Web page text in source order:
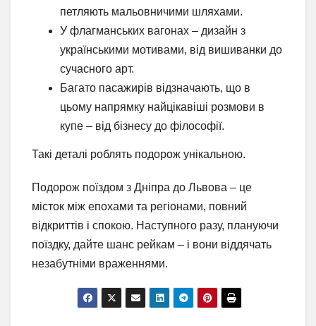
петляють мальовничими шляхами.
У флагманських вагонах – дизайн з
українськими мотивами, від вишиванки до
сучасного арт.
Багато пасажирів відзначають, що в
цьому напрямку найцікавіші розмови в
купе – від бізнесу до філософії.
Такі деталі роблять подорож унікальною.
Подорож поїздом з Дніпра до Львова – це
місток між епохами та регіонами, повний
відкриттів і спокою. Наступного разу, плануючи
поїздку, дайте шанс рейкам – і вони віддячать
незабутніми враженнями.